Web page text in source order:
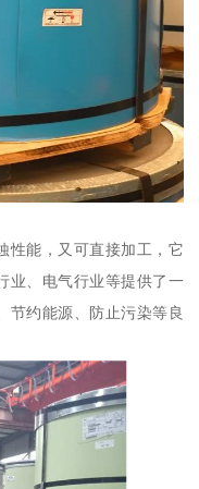
性能，又可直接加工，它
业、电气行业等提供了一
节约能源、防止污染等良